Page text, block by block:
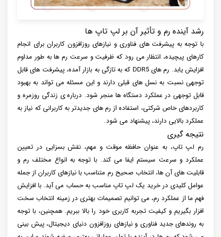
رشد آینده رم و تأثیر آن بر لپ تاپ ها
با توجه به پیشرفت های فناوری و نیازهای روزافزون کاربران برای انجام
کارهای پیچیده، انتظار می رود که ظرفیت و سرعت رم ها به طور مداوم
افزایش یابد. رم های DDR5 که به تازگی به بازار آمده، پیشرفت های قابل
توجهی نسبت به نسل های قبلی دارند و این مسئله می تواند به بهبود
قابل توجهی در عملکرد دستگاه ها منجر شود. درباره ی زندگی روزمره و
کاربردهای خاص شرکتی، استفاده از رم های جدیدتر به کاربرانی که نیاز به
عملکرد بالایی دارند، پیشنهاد می شود.
نتیجه گیری
رم لپ تاپ، به عنوان حافظه موقت و مهم، نقش بسزایی در تعیین
عملکرد و سرعت سیستم ایفا می کند. با توجه به انواع مختلف رم و
قابلیت های آن ها، انتخاب صحیح رم متناسب با نیازهای کاربران از جمله
عوامل کلیدی در خرید یک لپ تاپ مناسب به حساب می آید. با افزایش
فهم ما از عملکرد رم، می توانیم تصمیمات بهتری در زمینه انتخاب سخت
افزار بگیریم و کیفیت تجربه کاربری خود را بالا ببریم. همچنین، با توجه
به روندهای جدید فناوری و نیازهای روزافزون دنیای دیجیتال، پیش بینی